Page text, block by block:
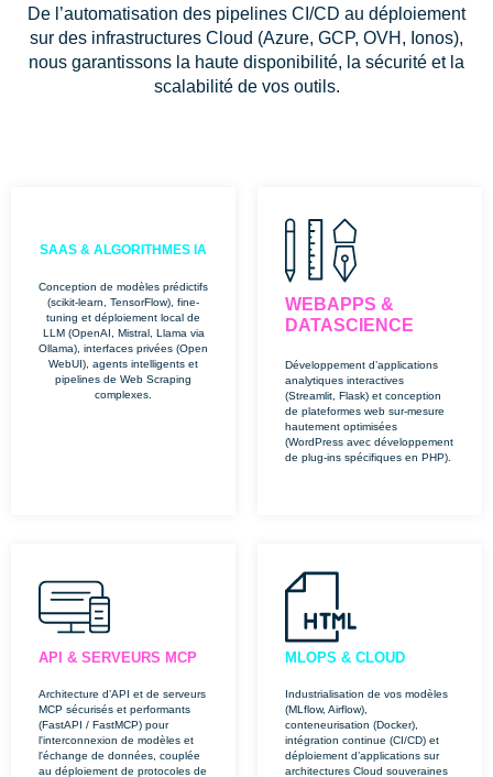
SAAS & ALGORITHMES IA
Conception de modèles prédictifs
(scikit-learn, TensorFlow), fine-
tuning et déploiement local de
LLM (OpenAI, Mistral, Llama via
Ollama), interfaces privées (Open
WebUI), agents intelligents et
pipelines de Web Scraping
complexes.
WEBAPPS &
DATASCIENCE
Développement d’applications
analytiques interactives
(Streamlit, Flask) et conception
de plateformes web sur-mesure
hautement optimisées
(WordPress avec développement
de plug-ins spécifiques en PHP).
API & SERVEURS MCP
Architecture d’API et de serveurs
MCP sécurisés et performants
(FastAPI / FastMCP) pour
l'interconnexion de modèles et
l'échange de données, couplée
au déploiement de protocoles de
MLOPS & CLOUD
Industrialisation de vos modèles
(MLflow, Airflow),
conteneurisation (Docker),
intégration continue (CI/CD) et
déploiement d’applications sur
architectures Cloud souveraines
De l’automatisation des pipelines CI/CD au déploiement
sur des infrastructures Cloud (Azure, GCP, OVH, Ionos),
nous garantissons la haute disponibilité, la sécurité et la
scalabilité de vos outils.